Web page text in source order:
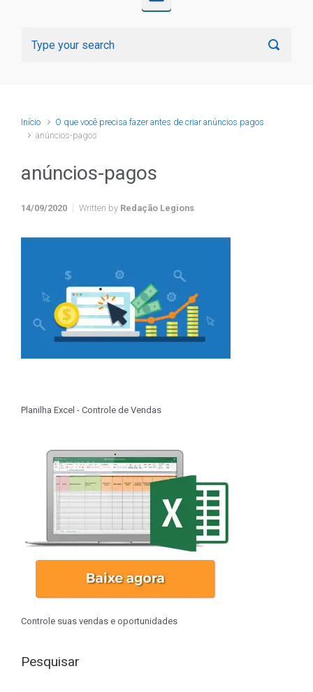
Início
O que você precisa fazer antes de criar anúncios pagos
anúncios-pagos
anúncios-pagos
14/09/2020 Written by Redação Legions
Planilha Excel - Controle de Vendas
Controle suas vendas e oportunidades
Pesquisar